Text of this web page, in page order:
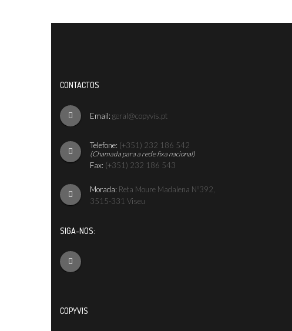
CONTACTOS
Email: geral@copyvis.pt
Telefone: (+351) 232 186 542
(Chamada para a rede fixa nacional)
Fax: (+351) 232 186 543
Morada: Reta Moure Madalena Nº392,
3515-331 Viseu
SIGA-NOS:
COPYVIS